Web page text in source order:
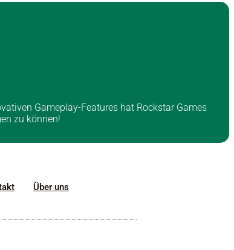
Gameplay-Features hat Rockstar Games
zu können!
Über uns